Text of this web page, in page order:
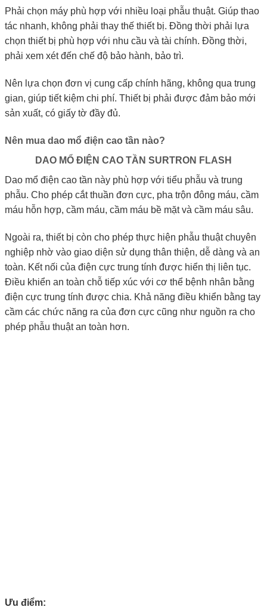
Phải chọn máy phù hợp với nhiều loại phẫu thuật. Giúp thao
tác nhanh, không phải thay thế thiết bị. Đồng thời phải lựa
chọn thiết bị phù hợp với nhu cầu và tài chính. Đồng thời,
phải xem xét đến chế độ bảo hành, bảo trì.
Nên lựa chọn đơn vị cung cấp chính hãng, không qua trung
gian, giúp tiết kiệm chi phí. Thiết bị phải được đảm bảo mới
sản xuất, có giấy tờ đầy đủ.
Nên mua dao mổ điện cao tần nào?
DAO MỔ ĐIỆN CAO TẦN SURTRON FLASH
Dao mổ điện cao tần này phù hợp với tiểu phẫu và trung
phẫu. Cho phép cắt thuần đơn cực, pha trộn đông máu, cầm
máu hỗn hợp, cầm máu, cầm máu bề mặt và cầm máu sâu.
Ngoài ra, thiết bị còn cho phép thực hiện phẫu thuật chuyên
nghiệp nhờ vào giao diện sử dụng thân thiện, dễ dàng và an
toàn. Kết nối của điện cực trung tính được hiển thị liên tục.
Điều khiển an toàn chỗ tiếp xúc với cơ thể bệnh nhân bằng
điện cực trung tính được chia. Khả năng điều khiển bằng tay
cầm các chức năng ra của đơn cực cũng như nguồn ra cho
phép phẫu thuật an toàn hơn.
Ưu điểm: